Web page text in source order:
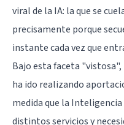
viral de la IA: la que se
precisamente porque
instante cada vez que
Bajo esta faceta
ha ido realizando
medida que la
distintos servicios y